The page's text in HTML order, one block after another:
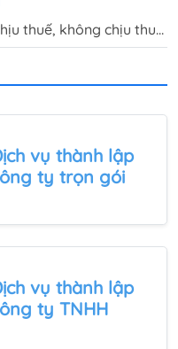
thuế, không chịu thuế
nào? Đặc điểm và ý
đối với nền kinh tế là
vụ thành lập
ty trọn gói
vụ thành lập
ty TNHH